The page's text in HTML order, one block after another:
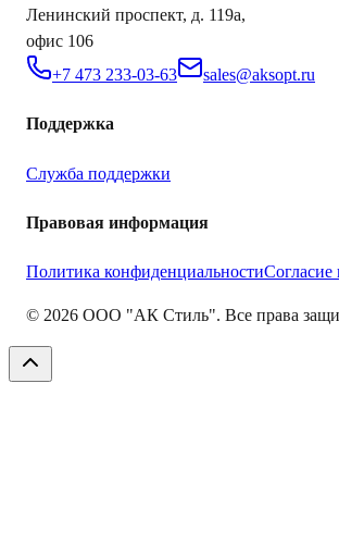
Ленинский проспект, д. 119а,
офис 106
+7 473 233-03-63
sales@aksopt.ru
Поддержка
Служба поддержки
Правовая информация
Политика конфиденциальности
© 2026 ООО "АК Стиль". Все права